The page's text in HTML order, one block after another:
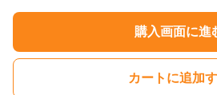
購入画面に進
カートに追加